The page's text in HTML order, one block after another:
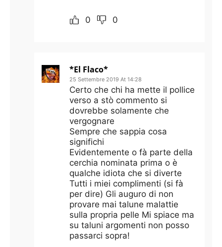
0 0
*El Flaco*
25 Settembre 2019 At 14:28
Certo che chi ha mette il pollice
verso a stò commento si
dovrebbe solamente che
vergognare
Sempre che sappia cosa
significhi
Evidentemente o fà parte della
cerchia nominata prima o è
qualche idiota che si diverte
Tutti i miei complimenti (si fà
per dire) Gli auguro di non
provare mai talune malattie
sulla propria pelle Mi spiace ma
su taluni argomenti non posso
passarci sopra!